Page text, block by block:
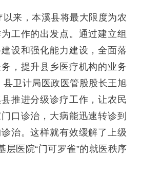
以来，本溪县将最大限度为农
工作的出发点。通过建立组
设和强化能力建设，全面落
，提升县乡医疗机构的业务
县卫计局医政医管股股长王旭
推进分级诊疗工作，让农民
口诊治，大病能迅速转诊到
治。这样就有效缓解了上级
层医院“门可罗雀”的就医秩序